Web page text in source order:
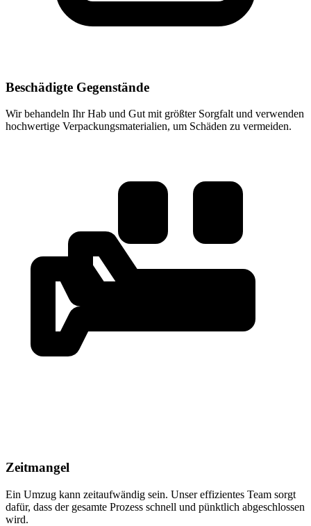
Beschädigte Gegenstände
Wir behandeln Ihr Hab und Gut mit größter Sorgfalt und verwenden
hochwertige Verpackungsmaterialien, um Schäden zu vermeiden.
Zeitmangel
Ein Umzug kann zeitaufwändig sein. Unser effizientes Team sorgt
dafür, dass der gesamte Prozess schnell und pünktlich abgeschlossen
wird.